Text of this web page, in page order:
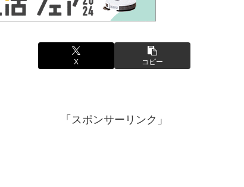
X コピー
「スポンサーリンク」